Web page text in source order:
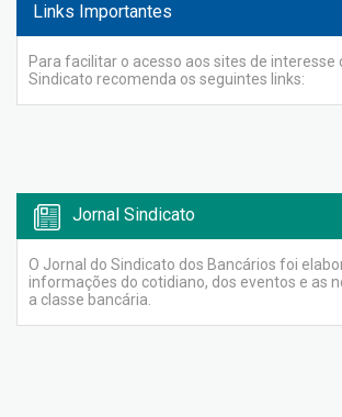
Links Importantes
Para facilitar o acesso aos sites de interesse
Sindicato recomenda os seguintes links:
Jornal Sindicato
O Jornal do Sindicato dos Bancários foi
informações do cotidiano, dos eventos e as
a classe bancária.